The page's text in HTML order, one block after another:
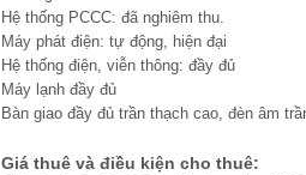
Hệ thống PCCC: đã nghiêm thu.
Máy phát điện: tự động, hiện đại
Hệ thống điện, viễn thông: đầy đủ
Máy lạnh đầy đủ
Bàn giao đầy đủ trần thạch cao, đèn âm
Giá thuê và điều kiện cho thuê: